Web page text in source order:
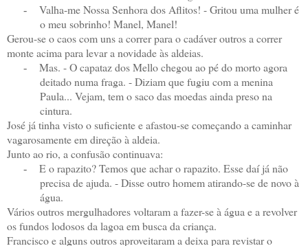
-
Valha-me Nossa Senhora dos Aflitos! - Gritou uma mulher é
o meu sobrinho! Manel, Manel!
Gerou-se o caos com uns a correr para o cadáver outros a correr
monte acima para levar a novidade às aldeias.
-
Mas. - O capataz dos Mello chegou ao pé do morto agora
deitado numa fraga. - Diziam que fugiu com a menina
Paula... Vejam, tem o saco das moedas ainda preso na
cintura.
José já tinha visto o suficiente e afastou-se começando a caminhar
vagarosamente em direção à aldeia.
Junto ao rio, a confusão continuava:
-
E o rapazito? Temos que achar o rapazito. Esse daí já não
precisa de ajuda. - Disse outro homem atirando-se de novo à
água.
Vários outros mergulhadores voltaram a fazer-se à água e a revolver
os fundos lodosos da lagoa em busca da criança.
Francisco e alguns outros aproveitaram a deixa para revistar o